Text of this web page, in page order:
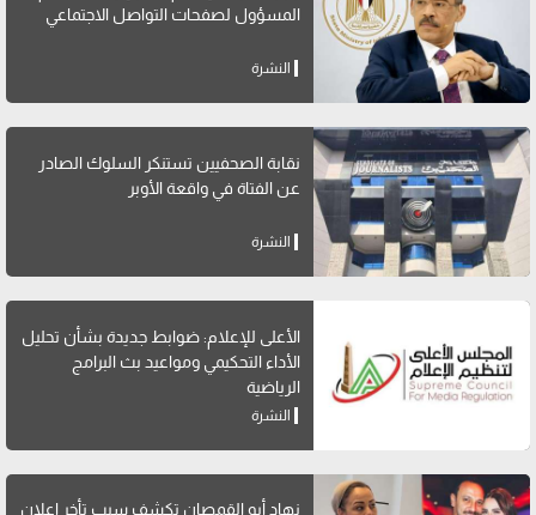
المسؤول لصفحات التواصل الاجتماعي
النشرة
نقابة الصحفيين تستنكر السلوك الصادر
عن الفتاة في واقعة الأوبر
النشرة
الأعلى للإعلام: ضوابط جديدة بشأن تحليل
الأداء التحكيمي ومواعيد بث البرامج
الرياضية
النشرة
نهاد أبو القمصان تكشف سبب تأخر إعلان